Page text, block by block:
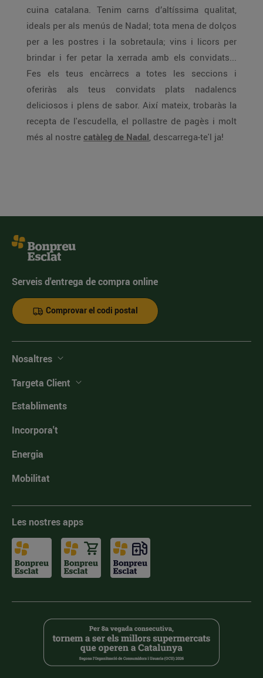
cuina catalana. Tenim carns d’altíssima qualitat,
ideals per als menús de Nadal; tota mena de dolços
per a les postres i la sobretaula; vins i licors per
brindar i fer petar la xerrada amb els convidats...
Fes els teus encàrrecs a totes les seccions i
oferiràs als teus convidats plats nadalencs
deliciosos i plens de sabor. Així mateix, trobaràs la
recepta de l'escudella, el pollastre de pagès i molt
més al nostre catàleg de Nadal, descarrega-te'l ja!
Serveis d'entrega de compra online
Comprovar el codi postal
Nosaltres
Targeta Client
Establiments
Incorpora't
Energia
Mobilitat
Les nostres apps